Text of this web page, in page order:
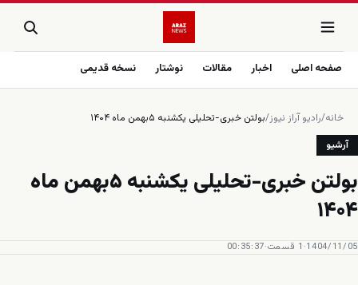
صفحه اصلی اخبار مقالات نوشتار نسخه قدیمی
خانه/رادیو آراز نیوز/بولتن خبری-تحلیلی یکشنبه ۵بهمن ماه ۱۴۰۴
آرشیو
بولتن خبری-تحلیلی یکشنبه ۵بهمن ماه
۱۴۰۴
1404/11/05
· 1 قسمت ·
00:35:37